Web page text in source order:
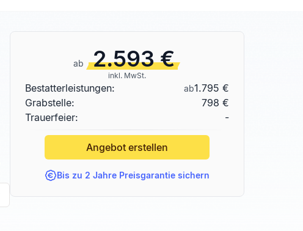
ab 2.593 €
inkl. MwSt.
Bestatterleistungen: ab1.795 €
Grabstelle:
798 €
Trauerfeier:
-
Angebot erstellen
Bis zu 2 Jahre Preisgarantie sichern